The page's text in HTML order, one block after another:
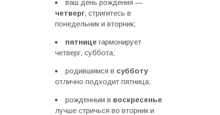
ваш день рождения —
четверг, стригитесь в
понедельник и вторник;
пятнице гармонирует
четверг, суббота;
родившимся в субботу
отлично подходит пятница;
рожденным в воскресенье
лучше стричься во вторник и